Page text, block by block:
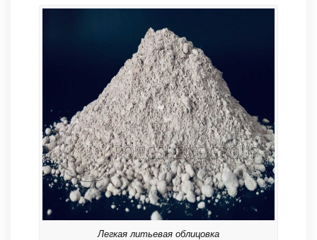
Легкая литьевая облицовка